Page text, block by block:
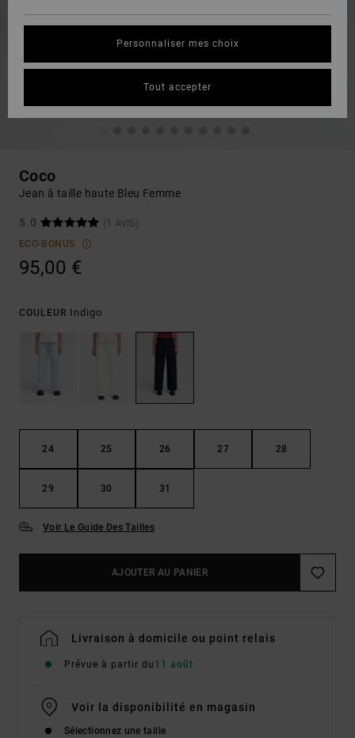
Coco
Jean à taille haute Bleu Femme
5.0
(1 AVIS)
ECO-BONUS
95,00 €
COULEUR Indigo
24 25 26 27 28
29 30 31
Voir Le Guide Des Tailles
AJOUTER AU PANIER
Livraison à domicile ou point relais
Prévue à partir du 11 août
Voir la disponibilité en magasin
Sélectionnez une taille
Personnaliser mes choix
Tout accepter